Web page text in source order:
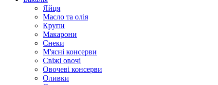
Яйця
Масло та олія
Крупи
Макарони
Снеки
М'ясні консерви
Свіжі овочі
Овочеві консерви
Оливки